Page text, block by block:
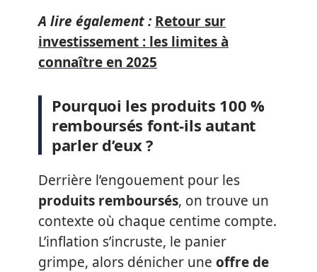
A lire également : Retour sur
investissement : les limites à
connaître en 2025
Pourquoi les produits 100 %
remboursés font-ils autant
parler d’eux ?
Derrière l’engouement pour les
produits remboursés, on trouve un
contexte où chaque centime compte.
L’inflation s’incruste, le panier
grimpe, alors dénicher une offre de